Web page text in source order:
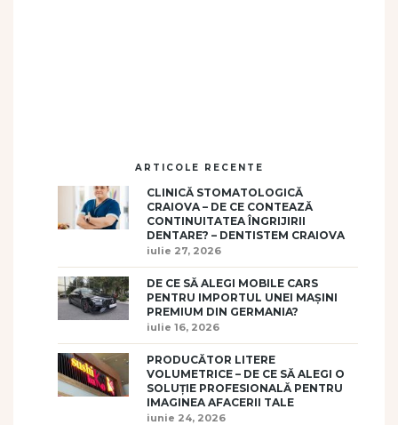
ARTICOLE RECENTE
CLINICĂ STOMATOLOGICĂ
CRAIOVA – DE CE CONTEAZĂ
CONTINUITATEA ÎNGRIJIRII
DENTARE? – DENTISTEM CRAIOVA
iulie 27, 2026
DE CE SĂ ALEGI MOBILE CARS
PENTRU IMPORTUL UNEI MAȘINI
PREMIUM DIN GERMANIA?
iulie 16, 2026
PRODUCĂTOR LITERE
VOLUMETRICE – DE CE SĂ ALEGI O
SOLUȚIE PROFESIONALĂ PENTRU
IMAGINEA AFACERII TALE
iunie 24, 2026